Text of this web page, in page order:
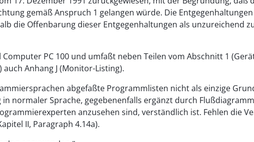
gemäß Anspruch 1 gelangen würde. Die
die Offenbarung dieser Entgegenhaltungen als unzureichend
PC 100 und umfaßt neben Teilen vom Abschnitt 1
Anhang J (Monitor-Listing).
abgefaßte Programmlisten nicht als einzige
normaler Sprache, gegebenenfalls ergänzt durch
anzusehen sind, verständlich ist. Fehlen die
II, Paragraph 4.14a).